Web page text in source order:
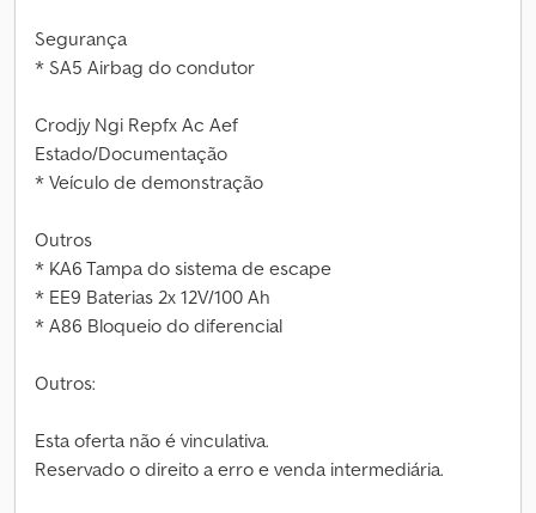
Segurança
* SA5 Airbag do condutor
Crodjy Ngi Repfx Ac Aef
Estado/Documentação
* Veículo de demonstração
Outros
* KA6 Tampa do sistema de escape
* EE9 Baterias 2x 12V/100 Ah
* A86 Bloqueio do diferencial
Outros:
Esta oferta não é vinculativa.
Reservado o direito a erro e venda intermediária.